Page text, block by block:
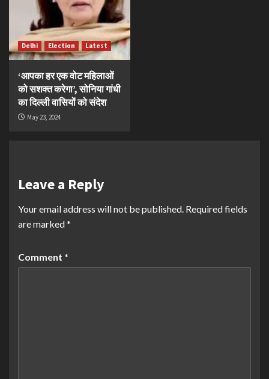
Delhi Election Latest
‘आपका हर एक वोट महिलाओं
को सशक्त करेगा’, सोनिया गांधी
का दिल्ली वासियों को संदेश
May 23, 2024
Leave a Reply
Your email address will not be published. Required fields
are marked*
Comment *